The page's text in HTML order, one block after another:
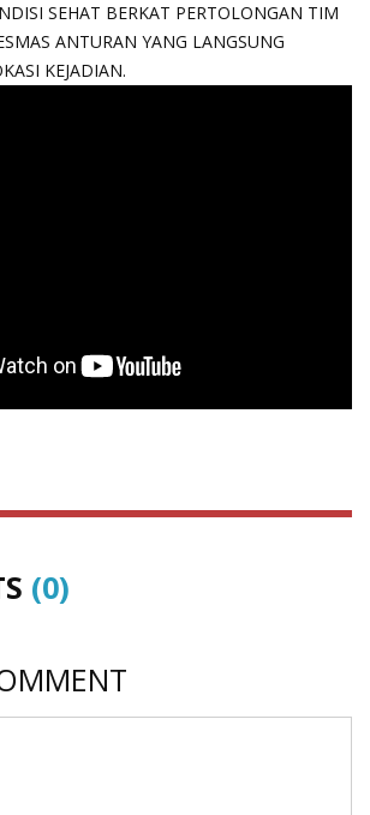
SEHAT BERKAT PERTOLONGAN TIM
ANTURAN YANG LANGSUNG
KEJADIAN.
(0)